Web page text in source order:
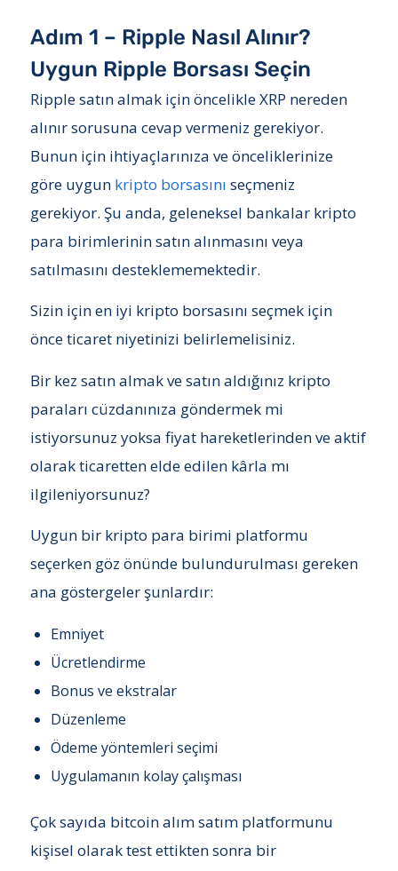
Adım 1 – Ripple Nasıl Alınır?
Uygun Ripple Borsası Seçin
Ripple satın almak için öncelikle XRP nereden
alınır sorusuna cevap vermeniz gerekiyor.
Bunun için ihtiyaçlarınıza ve önceliklerinize
göre uygun kripto borsasını seçmeniz
gerekiyor. Şu anda, geleneksel bankalar kripto
para birimlerinin satın alınmasını veya
satılmasını desteklememektedir.
Sizin için en iyi kripto borsasını seçmek için
önce ticaret niyetinizi belirlemelisiniz.
Bir kez satın almak ve satın aldığınız kripto
paraları cüzdanınıza göndermek mi
istiyorsunuz yoksa fiyat hareketlerinden ve aktif
olarak ticaretten elde edilen kârla mı
ilgileniyorsunuz?
Uygun bir kripto para birimi platformu
seçerken göz önünde bulundurulması gereken
ana göstergeler şunlardır:
Emniyet
Ücretlendirme
Bonus ve ekstralar
Düzenleme
Ödeme yöntemleri seçimi
Uygulamanın kolay çalışması
Çok sayıda bitcoin alım satım platformunu
kişisel olarak test ettikten sonra bir